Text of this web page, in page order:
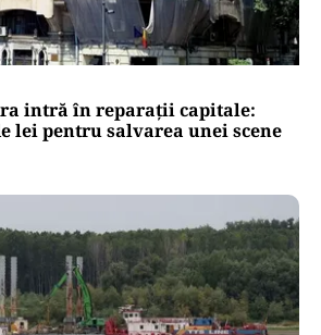
intră în reparații capitale:
lei pentru salvarea unei scene